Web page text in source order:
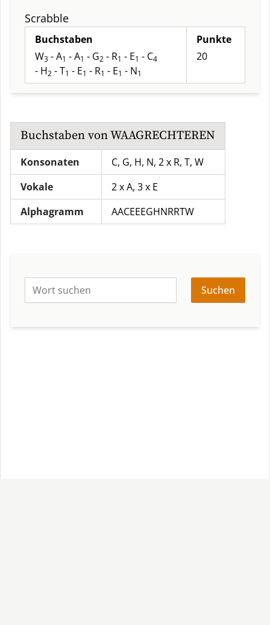
Scrabble
Buchstaben
W3 - A1 - A1 - G2 - R1 - E1 - C4
- H2 - T1 - E1 - R1 - E1 - N1
Punkte
20
Buchstaben vonWAAGRECHTEREN
Konsonaten
C, G, H, N, 2 x R, T, W
Vokale
2 x A, 3 x E
Alphagramm
AACEEEGHNRRTW
Suchen